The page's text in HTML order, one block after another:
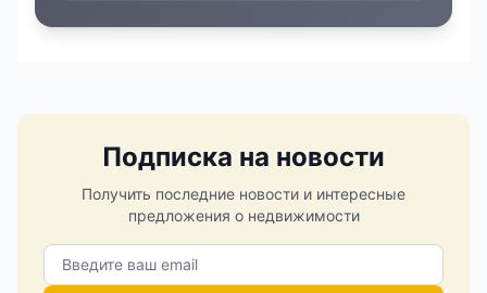
Подписка на новости
Получить последние новости и интересные
предложения о недвижимости